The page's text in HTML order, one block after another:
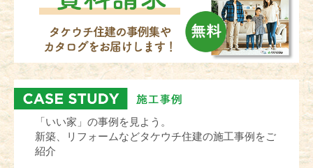
「いい家」の事例を見よう。
新築、リフォームなどタケウチ住建の施工事例をご
紹介